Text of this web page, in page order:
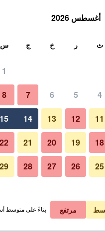
في الليلة
﷼ عرض الصفقة
﷼ عرض الصفقة
أغسطس 2026
ث ر خ ج س
1
4
5
6
7
8
11
12
13
14
15
18
19
20
21
22
25
26
27
28
29
مرتفع بناءً على متوسط